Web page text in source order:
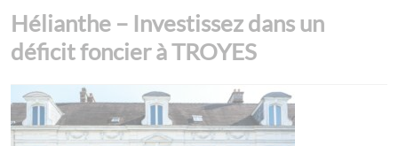
Hélianthe – Investissez dans un
déficit foncier à TROYES